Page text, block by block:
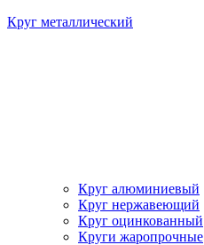
Круг металлический
Круг алюминиевый
Круг нержавеющий
Круг оцинкованный
Круги жаропрочные